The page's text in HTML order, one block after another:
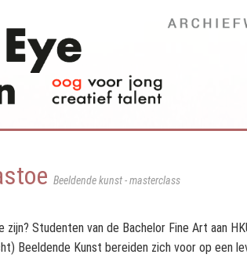
Beeldende kunst - masterclass
Studenten van de Bachelor Fine Art aan
Beeldende Kunst bereiden zich voor op een